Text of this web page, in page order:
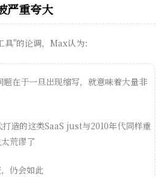
严重夸大
"的论调，Max认为：
题在于一旦出现缩写，就意味着大量非
造的这类SaaS just与2010年代同样重
荒谬了
仍会如此